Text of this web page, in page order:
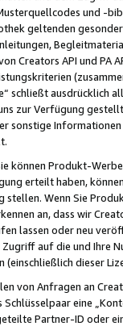
und
geltenden
Creators API und PA
schließt ausdrücklich
zur Verfügung
sonstige
können Produkt-
erteilt haben,
stellen. Wenn Sie
an, dass wir
lassen oder neu
auf die und Ihre
dieser
von Anfragen an
eine
Partner-ID oder